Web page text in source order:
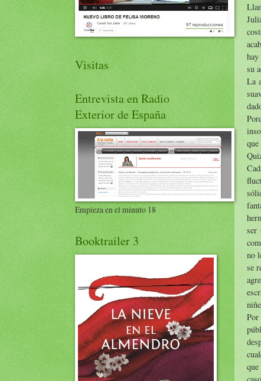
su
La
ser
no
se
Visitas
Entrevista en Radio
Exterior de España
Empieza en el minuto 18
Booktrailer 3